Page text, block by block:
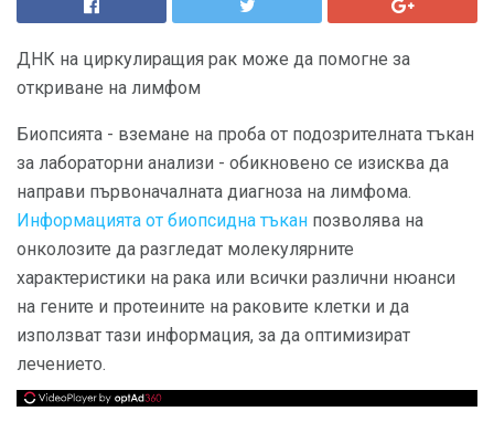
ДНК на циркулиращия рак може да помогне за
откриване на лимфом
Биопсията - вземане на проба от подозрителната тъкан
за лабораторни анализи - обикновено се изисква да
направи първоначалната диагноза на лимфома.
Информацията от биопсидна тъкан позволява на
онколозите да разгледат молекулярните
характеристики на рака или всички различни нюанси
на гените и протеините на раковите клетки и да
използват тази информация, за да оптимизират
лечението.